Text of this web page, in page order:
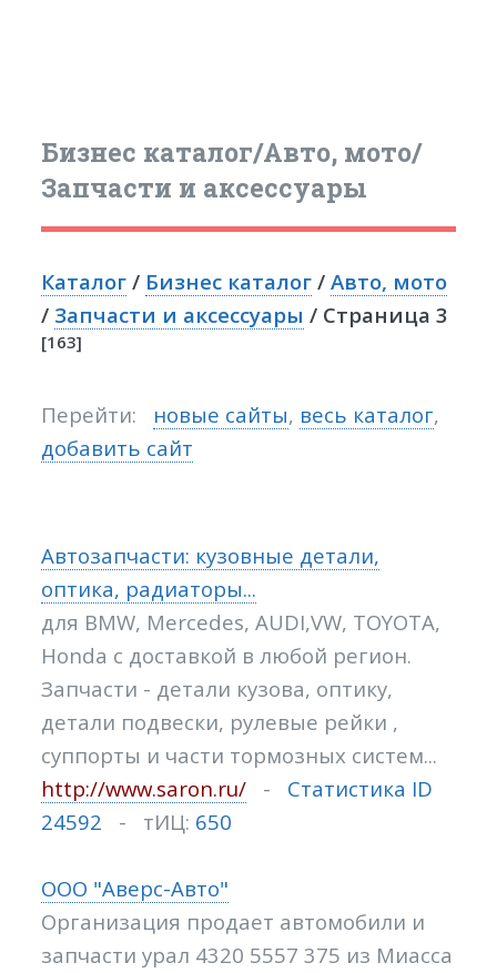
Бизнес каталог/Авто, мото/
Запчасти и аксессуары
Каталог / Бизнес каталог /Авто, мото
/ Запчасти и аксессуары / Страница 3
[163]
Перейти: новые сайты, весь каталог,
добавить сайт
Автозапчасти: кузовные детали,
оптика, радиаторы...
для BMW, Mercedes, AUDI,VW, TOYOTA,
Honda с доставкой в любой регион.
Запчасти - детали кузова, оптику,
детали подвески, рулевые рейки ,
суппорты и части тормозных систем...
http://www.saron.ru/ - Статистика ID
24592 - тИЦ: 650
ООО "Аверс-Авто"
Организация продает автомобили и
запчасти урал 4320 5557 375 из Миасса